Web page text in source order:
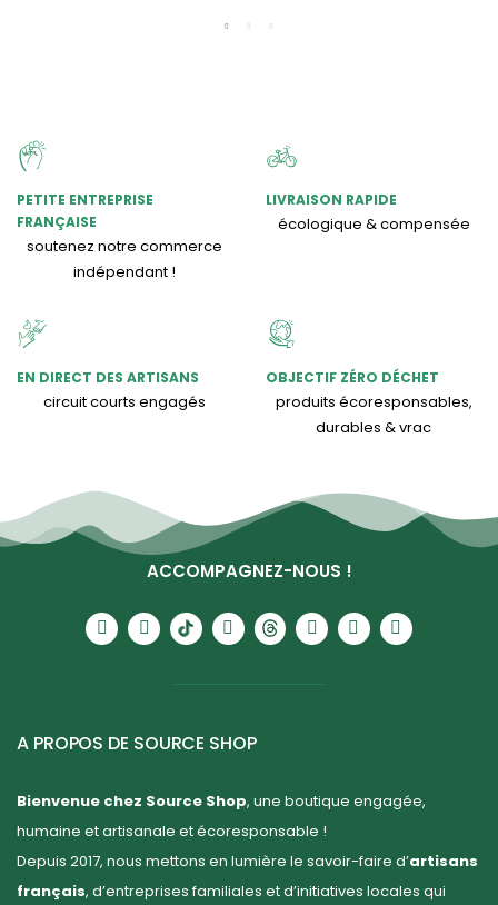
PETITE ENTREPRISE
FRANÇAISE
soutenez notre commerce
indépendant !
LIVRAISON RAPIDE
écologique & compensée
EN DIRECT DES ARTISANS
circuit courts engagés
OBJECTIF ZÉRO DÉCHET
produits écoresponsables,
durables & vrac
ACCOMPAGNEZ-NOUS !
A PROPOS DE SOURCE SHOP
Bienvenue chez Source Shop, une boutique engagée,
humaine et artisanale et écoresponsable !
Depuis 2017, nous mettons en lumière le savoir-faire d’artisans
français, d’entreprises familiales et d’initiatives locales qui